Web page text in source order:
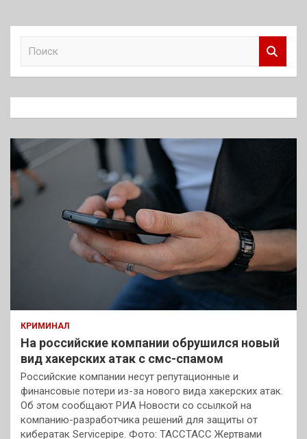
к
КРИМИНАЛ
На российские компании обрушился новый
вид хакерских атак с смс-спамом
Российские компании несут репутационные и
финансовые потери из-за нового вида хакерских атак.
Об этом сообщают РИА Новости со ссылкой на
компанию-разработчика решений для защиты от
кибератак Servicepipe. Фото: ТАССТАСС Жертвами